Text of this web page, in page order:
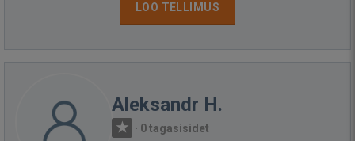
LOO TELLIMUS
Aleksandr H.
· 0 tagasisidet